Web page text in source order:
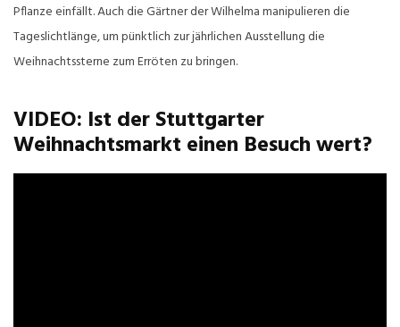
Pflanze einfällt. Auch die Gärtner der Wilhelma manipulieren die
Tageslichtlänge, um pünktlich zur jährlichen Ausstellung die
Weihnachtssterne zum Erröten zu bringen.
VIDEO: Ist der Stuttgarter
Weihnachtsmarkt einen Besuch wert?